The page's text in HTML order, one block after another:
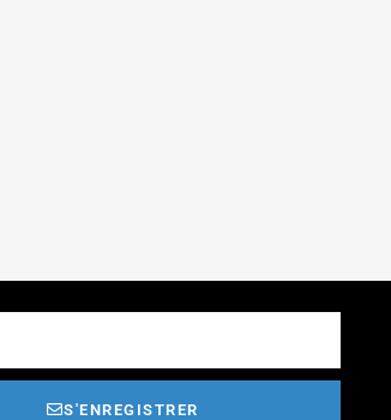
S'ENREGISTRER